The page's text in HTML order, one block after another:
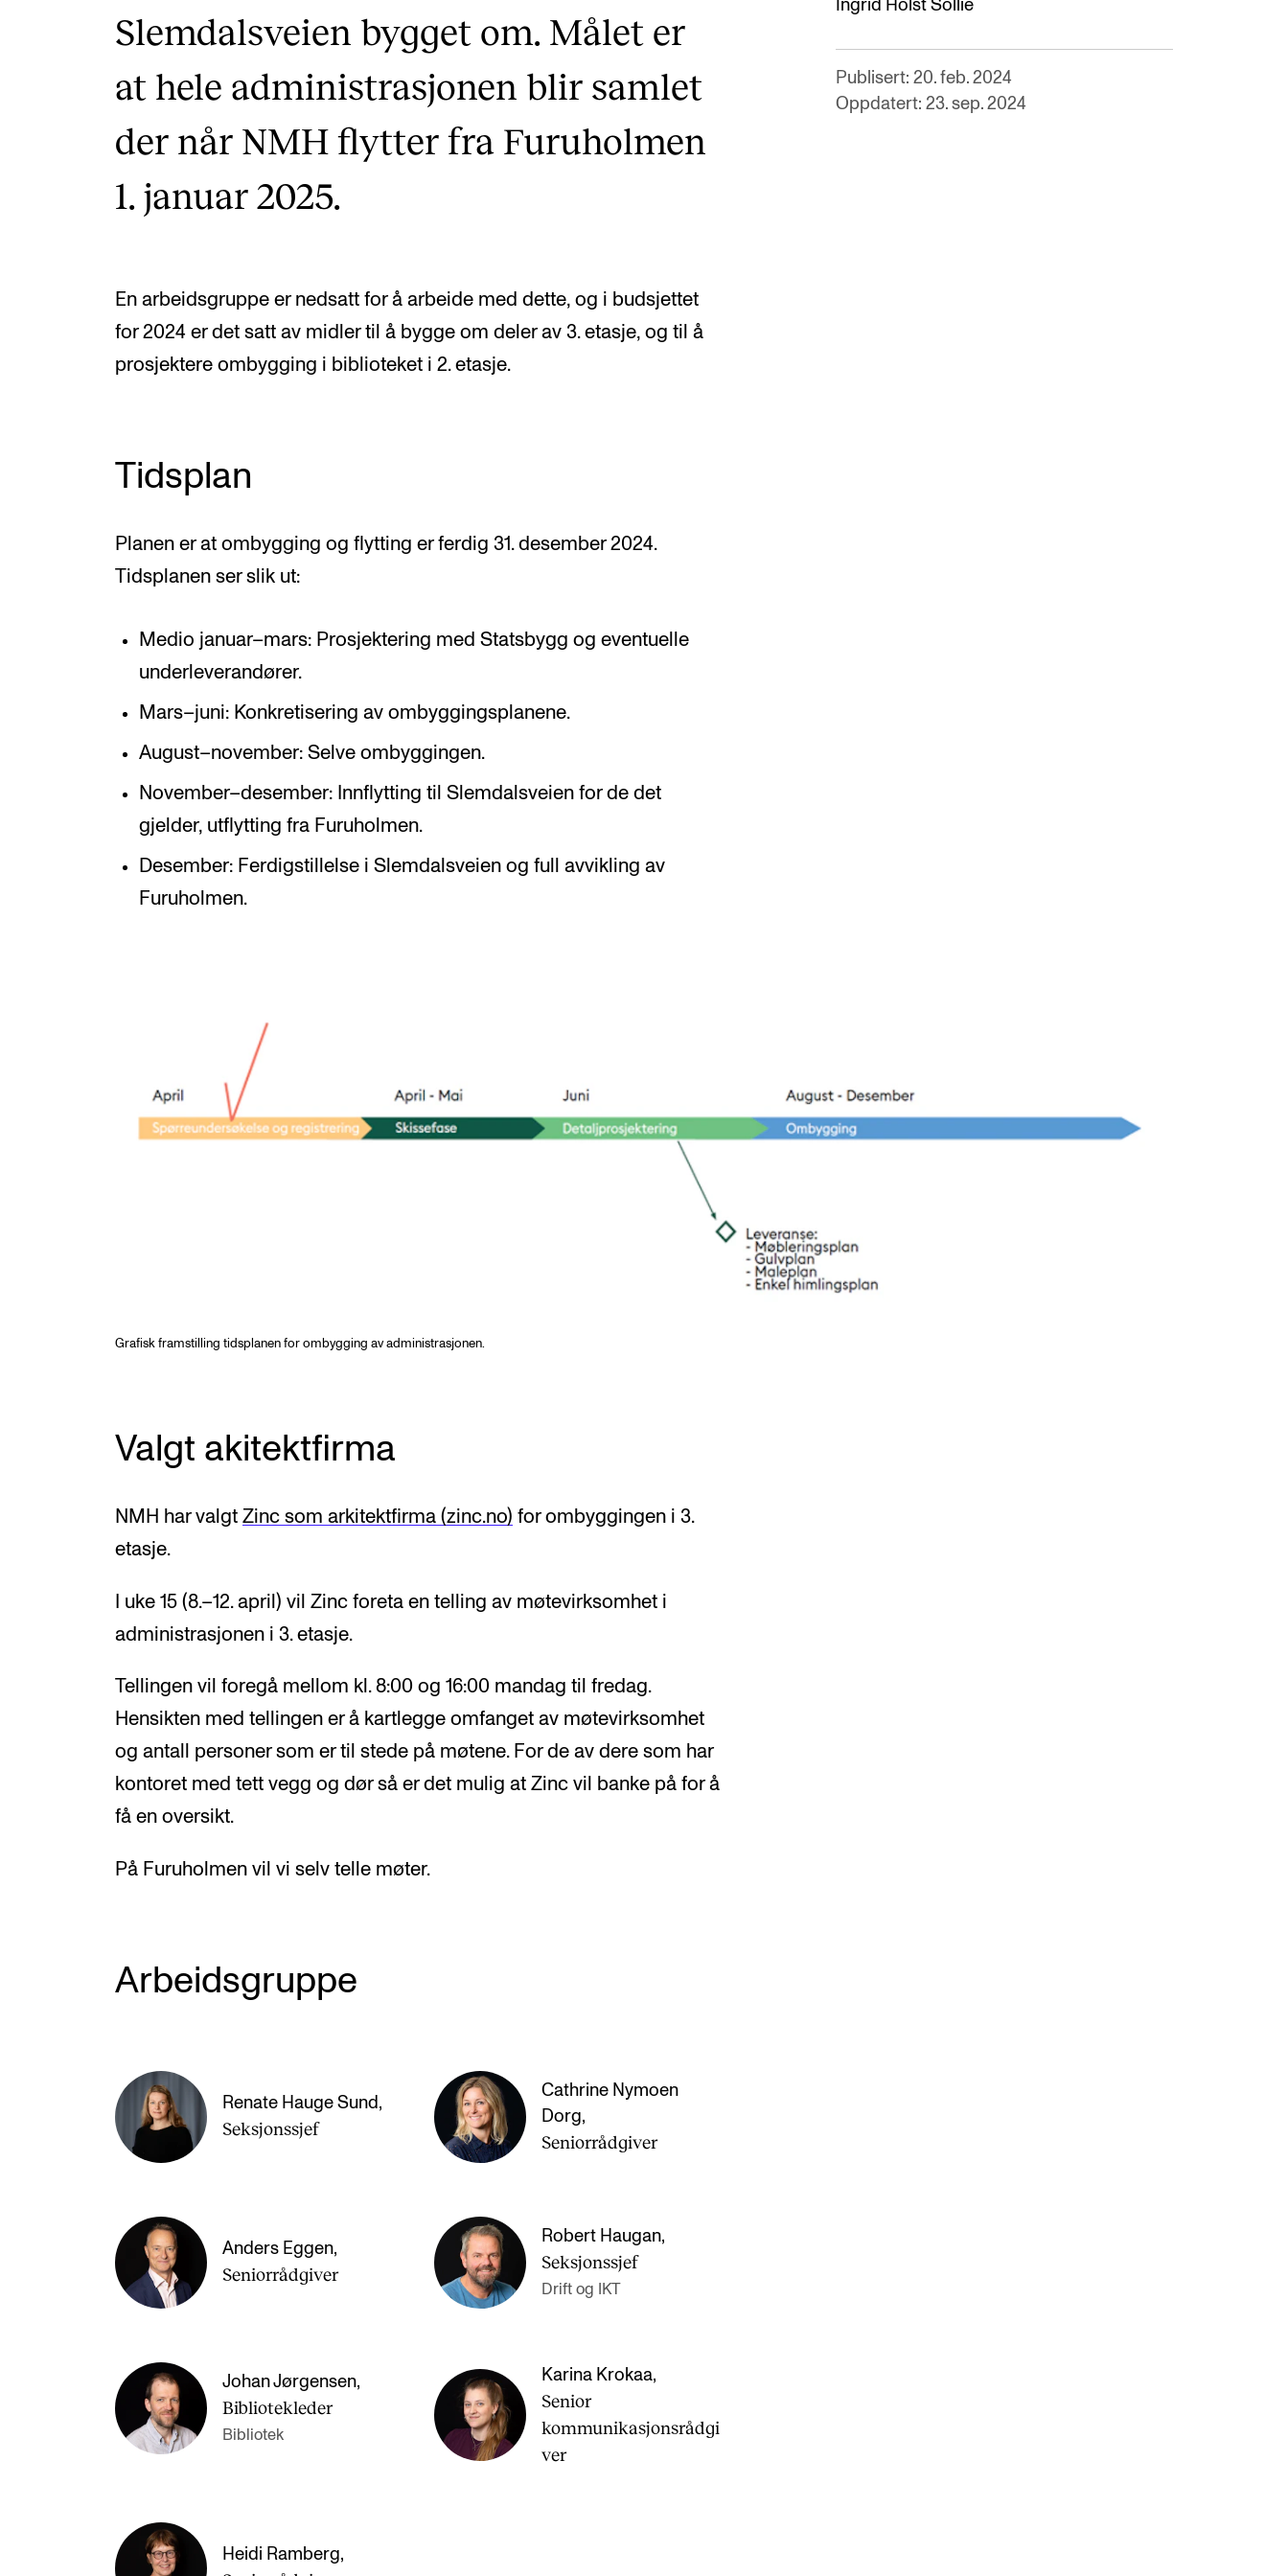
Slemdalsveien bygget om. Målet er
at hele administrasjonen blir samlet
der når NMH flytter fra Furuholmen
1. januar 2025.
Ingrid Holst Sollie
Publisert: 20. feb. 2024
Oppdatert: 23. sep. 2024
En arbeidsgruppe er nedsatt for å arbeide med dette, og i budsjettet
for 2024 er det satt av midler til å bygge om deler av 3. etasje, og til å
prosjektere ombygging i biblioteket i 2. etasje.
Tidsplan
Planen er at ombygging og flytting er ferdig 31. desember 2024.
Tidsplanen ser slik ut:
Medio januar–mars: Prosjektering med Statsbygg og eventuelle
underleverandører.
Mars–juni: Konkretisering av ombyggingsplanene.
August–november: Selve ombyggingen.
November–desember: Innflytting til Slemdalsveien for de det
gjelder, utflytting fra Furuholmen.
Desember: Ferdigstillelse i Slemdalsveien og full avvikling av
Furuholmen.
Grafisk framstilling tidsplanen for ombygging av administrasjonen.
Valgt akitektfirma
NMH har valgt Zinc som arkitektfirma (zinc.no) for ombyggingen i 3.
etasje.
I uke 15 (8.–12. april) vil Zinc foreta en telling av møtevirksomhet i
administrasjonen i 3. etasje.
Tellingen vil foregå mellom kl. 8:00 og 16:00 mandag til fredag.
Hensikten med tellingen er å kartlegge omfanget av møtevirksomhet
og antall personer som er til stede på møtene. For de av dere som har
kontoret med tett vegg og dør så er det mulig at Zinc vil banke på for å
få en oversikt.
På Furuholmen vil vi selv telle møter.
Arbeidsgruppe
Renate Hauge Sund ,
Seksjonssjef
Cathrine Nymoen
Dorg,
Seniorrådgiver
Anders Eggen,
Seniorrådgiver
Robert Haugan,
Seksjonssjef
Drift og IKT
Johan Jørgensen,
Bibliotekleder
Bibliotek
Karina Krokaa,
Senior
kommunikasjonsrådgi
ver
Heidi Ramberg,